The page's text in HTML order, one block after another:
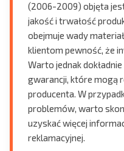
(2006-2009) objęta
jakość i trwałość
obejmuje wady
klientom pewność, że
Warto jednak
gwarancji, które mogą
producenta. W
problemów, warto
uzyskać więcej
reklamacyjnej.